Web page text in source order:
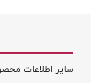
سایر اطلاعات